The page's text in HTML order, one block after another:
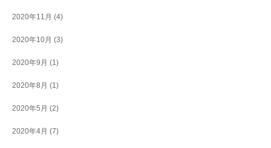
2020年11月 (4)
2020年10月 (3)
2020年9月 (1)
2020年8月 (1)
2020年5月 (2)
2020年4月 (7)